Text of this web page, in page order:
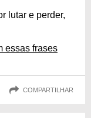
lutar e perder,
essas frases
COMPARTILHAR